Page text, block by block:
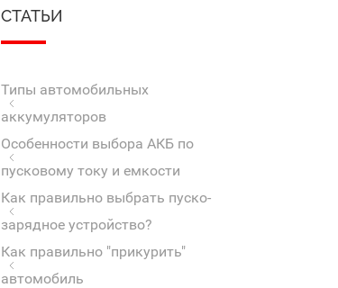
СТАТЬИ
Типы автомобильных
аккумуляторов
Особенности выбора АКБ по
пусковому току и емкости
Как правильно выбрать пуско-
зарядное устройство?
Как правильно "прикурить"
автомобиль